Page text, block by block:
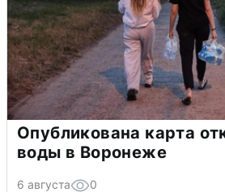
Опубликована карта
воды в Воронеже
6 августа 0